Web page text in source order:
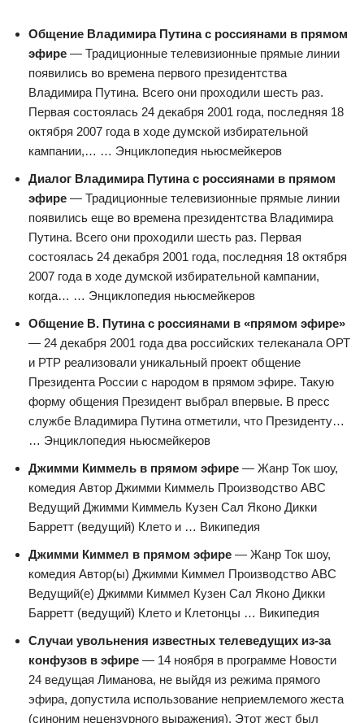
Общение Владимира Путина с россиянами в прямом
эфире — Традиционные телевизионные прямые линии
появились во времена первого президентства
Владимира Путина. Всего они проходили шесть раз.
Первая состоялась 24 декабря 2001 года, последняя 18
октября 2007 года в ходе думской избирательной
кампании,… … Энциклопедия ньюсмейкеров
Диалог Владимира Путина с россиянами в прямом
эфире — Традиционные телевизионные прямые линии
появились еще во времена президентства Владимира
Путина. Всего они проходили шесть раз. Первая
состоялась 24 декабря 2001 года, последняя 18 октября
2007 года в ходе думской избирательной кампании,
когда… … Энциклопедия ньюсмейкеров
Общение В. Путина с россиянами в «прямом эфире»
— 24 декабря 2001 года два российских телеканала ОРТ
и РТР реализовали уникальный проект общение
Президента России с народом в прямом эфире. Такую
форму общения Президент выбрал впервые. В пресс
службе Владимира Путина отметили, что Президенту…
… Энциклопедия ньюсмейкеров
Джимми Киммель в прямом эфире — Жанр Ток шоу,
комедия Автор Джимми Киммель Производство ABC
Ведущий Джимми Киммель Кузен Сал Яконо Дикки
Барретт (ведущий) Клето и … Википедия
Джимми Киммел в прямом эфире — Жанр Ток шоу,
комедия Автор(ы) Джимми Киммел Производство ABC
Ведущий(е) Джимми Киммел Кузен Сал Яконо Дикки
Барретт (ведущий) Клето и Клетонцы … Википедия
Случаи увольнения известных телеведущих из-за
конфузов в эфире — 14 ноября в программе Новости
24 ведущая Лиманова, не выйдя из режима прямого
эфира, допустила использование неприемлемого жеста
(синоним нецензурного выражения). Этот жест был